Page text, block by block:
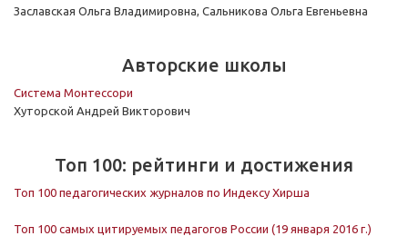
Заславская Ольга Владимировна, Сальникова Ольга Евгеньевна
Авторские школы
Система Монтессори
Хуторской Андрей Викторович
Топ 100: рейтинги и достижения
Топ 100 педагогических журналов по Индексу Хирша
Топ 100 самых цитируемых педагогов России (19 января 2016 г.)